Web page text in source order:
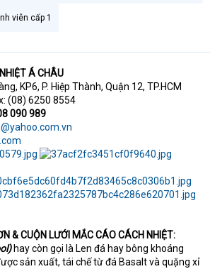
viên cấp 1
Á CHÂU
KP6, P. Hiệp Thành, Quận 12, TP.HCM
(08) 6250 8554
090 989
& CUỘN LƯỚI MẮC CÁO CÁCH NHIỆT:
hay còn gọi là Len đá hay bông khoáng
sản xuất, tái chế từ đá Basalt và quặng xỉ